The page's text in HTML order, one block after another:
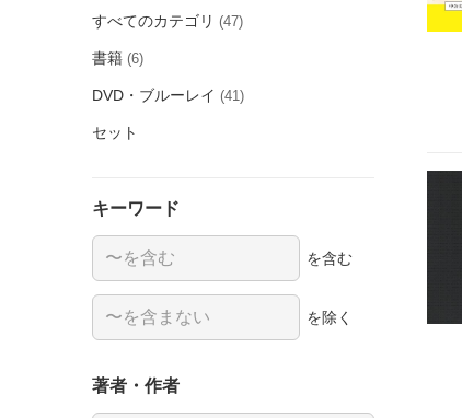
すべてのカテゴリ (47)
書籍 (6)
DVD・ブルーレイ (41)
セット
キーワード
を含む
を除く
著者・作者